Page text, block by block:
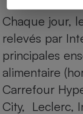
Chaque jour,
relevés par
principales
alimentaire
Carrefour
City, Leclerc,